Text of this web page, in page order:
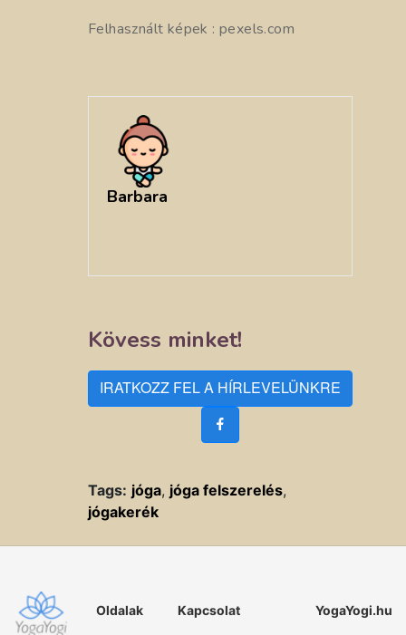
Felhasznált képek : pexels.com
Barbara
Kövess minket!
IRATKOZZ FEL A HÍRLEVELÜNKRE
Tags: jóga, jóga felszerelés,
jógakerék
Oldalak Kapcsolat YogaYogi.hu